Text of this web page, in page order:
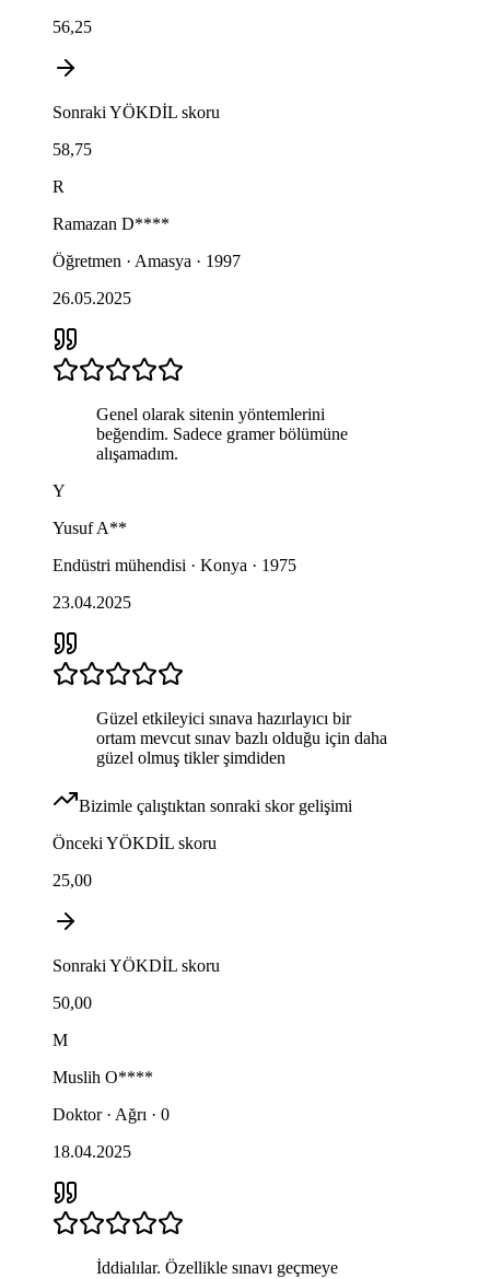
56,25
Sonraki YÖKDİL skoru
58,75
R
Ramazan D****
Öğretmen · Amasya · 1997
26.05.2025
Genel olarak sitenin yöntemlerini
beğendim. Sadece gramer bölümüne
alışamadım.
Y
Yusuf A**
Endüstri mühendisi · Konya · 1975
23.04.2025
Güzel etkileyici sınava hazırlayıcı bir
ortam mevcut sınav bazlı olduğu için daha
güzel olmuş tikler şimdiden
Bizimle çalıştıktan sonraki skor gelişimi
Önceki YÖKDİL skoru
25,00
Sonraki YÖKDİL skoru
50,00
M
Muslih O****
Doktor · Ağrı · 0
18.04.2025
İddialılar. Özellikle sınavı geçmeye